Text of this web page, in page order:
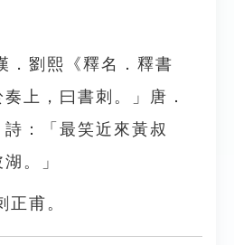
．劉熙《釋名．釋書
上，曰書刺。」唐．
：「最笑近來黃叔
。」
甫。